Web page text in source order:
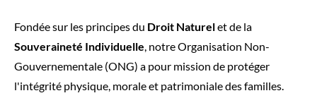
Fondée sur les principes du Droit Naturelet de la
Souveraineté Individuelle, notre Organisation Non-
Gouvernementale (ONG) a pour mission de protéger
l'intégrité physique, morale et patrimoniale des familles.